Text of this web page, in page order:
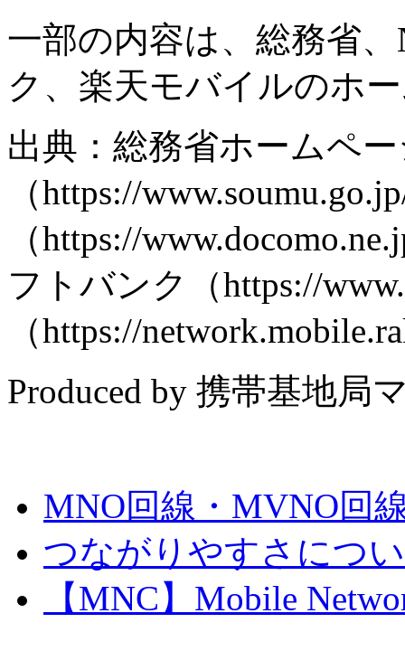
一部の内容は、総務省
ク、楽天モバイルのホ
出典：総務省ホームペ
（https://
（https://
フトバンク（https://
（https://
Produced by 携帯基地局
MNO回線・MVNO回
つながりやすさにつ
【MNC】Mobile